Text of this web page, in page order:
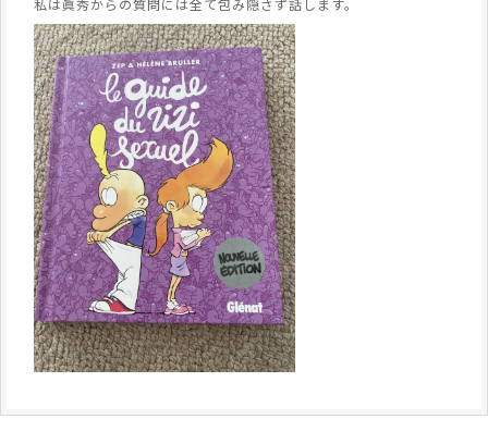
私は眞秀からの質問には全て包み隠さず話します。